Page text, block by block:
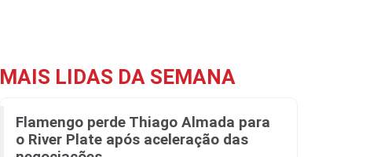
MAIS LIDAS DA SEMANA
Flamengo perde Thiago Almada para
o River Plate após aceleração das